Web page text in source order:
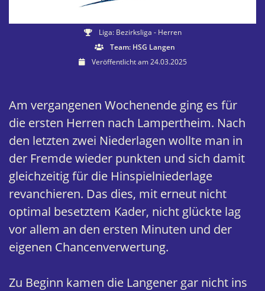
Liga: Bezirksliga - Herren
Team: HSG Langen
Veröffentlicht am 24.03.2025
Am vergangenen Wochenende ging es für
die ersten Herren nach Lampertheim. Nach
den letzten zwei Niederlagen wollte man in
der Fremde wieder punkten und sich damit
gleichzeitig für die Hinspielniederlage
revanchieren. Das dies, mit erneut nicht
optimal besetztem Kader, nicht glückte lag
vor allem an den ersten Minuten und der
eigenen Chancenverwertung.
Zu Beginn kamen die Langener gar nicht ins